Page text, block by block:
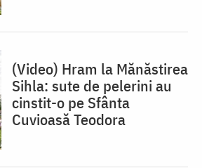
(Video) Hram la Mănăstirea
Sihla: sute de pelerini au
cinstit-o pe Sfânta
Cuvioasă Teodora